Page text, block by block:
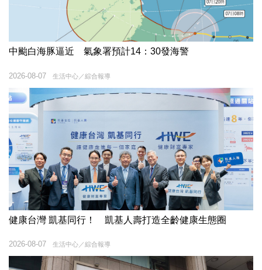
中颱白海豚逼近 氣象署預計14：30發海警
生活中心／綜合報導
2026-08-07
健康台灣 凱基同行！ 凱基人壽打造全齡健康生態圈
生活中心／綜合報導
2026-08-07